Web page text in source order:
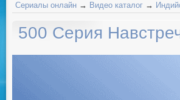
Сериалы онлайн → Видео каталог →
500 Серия